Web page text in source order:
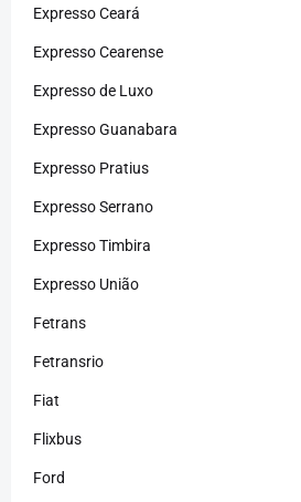
Expresso Ceará
Expresso Cearense
Expresso de Luxo
Expresso Guanabara
Expresso Pratius
Expresso Serrano
Expresso Timbira
Expresso União
Fetrans
Fetransrio
Fiat
Flixbus
Ford